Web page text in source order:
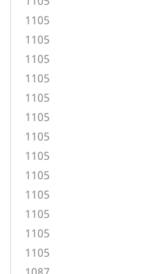
1105
1105
1105
1105
1105
1105
1105
1105
1105
1105
1105
1105
1105